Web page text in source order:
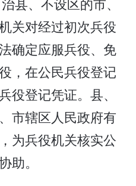
关对经过初次兵役
确定应服兵役、免
，在公民兵役登记
役登记凭证。县、
市辖区人民政府有
为兵役机关核实公
助。